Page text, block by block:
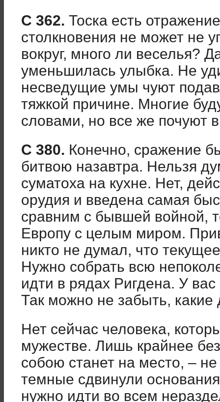
С 362. Тоска есть
столкновения не может не
вокруг, много ли веселья?
уменьшилась улыбка. Не
несведущие умы чуют
тяжкой причине. Многие
словами, но все же почуют в
С 380. Конечно, сражение
битвою назавтра. Нельзя
суматоха на кухне. Нет,
орудия и введена самая
сравним с бывшей войной,
Европу с целым миром.
никто не думал, что
Нужно собрать всю
идти в рядах Ригдена. У
Так можно не забыть,
Нет сейчас человека,
мужестве. Лишь крайнее
собою станет на место, –
темные сдвинули
нужно идти во всем